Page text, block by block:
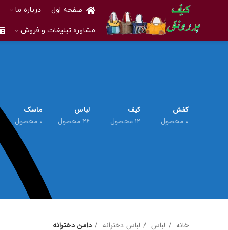
صفحه اول درباره ما
مشاوره تبلیغات و فروش
کفش
۰ محصول
کیف
۱۲ محصول
لباس
۲۶ محصول
ماسک
۰ محصول
خانه لباس لباس دخترانه دامن دخترانه